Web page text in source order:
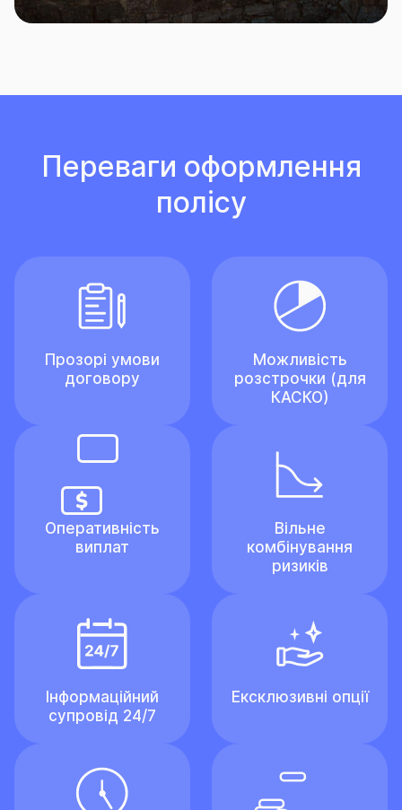
Переваги оформлення
полісу
Прозорі умови
договору
Можливість
розстрочки (для
КАСКО)
Оперативність
виплат
Вільне
комбінування
ризиків
Інформаційний
супровід 24/7
Ексклюзивні опції